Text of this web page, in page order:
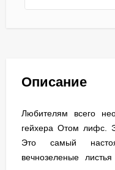
Описание
Любителям всего
гейхера Отом лифс.
Это самый
вечнозеленые